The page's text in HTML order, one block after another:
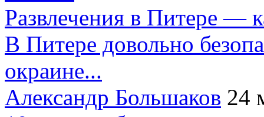
Развлечения в Питере —
В Питере довольно
окраине...
Александр Большаков 24